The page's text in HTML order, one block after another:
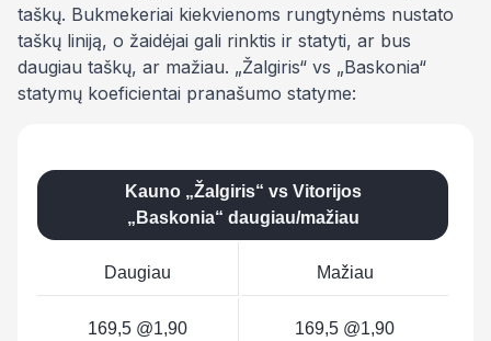
taškų. Bukmekeriai kiekvienoms rungtynėms nustato
taškų liniją, o žaidėjai gali rinktis ir statyti, ar bus
daugiau taškų, ar mažiau. „Žalgiris“ vs „Baskonia“
statymų koeficientai pranašumo statyme:
Kauno „Žalgiris“ vs Vitorijos
„Baskonia“ daugiau/mažiau
Daugiau Mažiau
169,5 @1,90 169,5 @1,90